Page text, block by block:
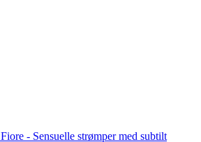
Fiore - Sensuelle strømper med subtilt